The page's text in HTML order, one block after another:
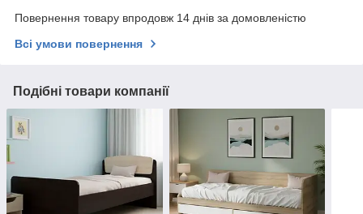
Повернення товару впродовж 14 днів за домовленістю
Всі умови повернення
Подібні товари компанії